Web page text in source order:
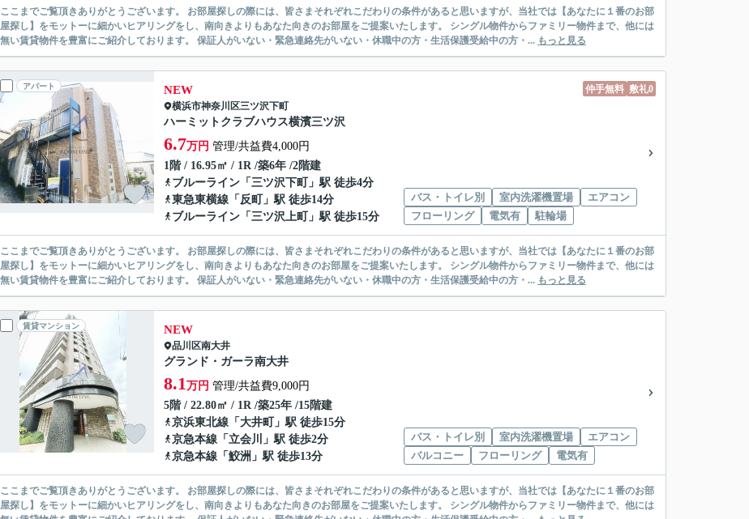
ここまでご覧頂きありがとうございます。 お部屋探しの際には、皆さまそれぞれこだわりの条件があると思いますが、当社では【あなたに１番のお部
屋探し】をモットーに細かいヒアリングをし、南向きよりもあなた向きのお部屋をご提案いたします。 シングル物件からファミリー物件まで、他には
無い賃貸物件を豊富にご紹介しております。 保証人がいない・緊急連絡先がいない・休職中の方・生活保護受給中の方・... もっと見る
アパート 仲手無料 敷礼0
NEW
横浜市神奈川区三ツ沢下町
ハーミットクラブハウス横濱三ツ沢
6.7万円 管理/共益費4,000円
1階 / 16.95㎡ / 1R /築6年 /2階建
ブルーライン 「 三ツ沢下町
」駅 徒歩4分
東急東横線 「 反町
」駅 徒歩14分
ブルーライン 「 三ツ沢上町 」駅 徒歩15分
バス・トイレ別 室内洗濯機置場
エアコン
フローリング
電気有 駐輪場
ここまでご覧頂きありがとうございます。 お部屋探しの際には、皆さまそれぞれこだわりの条件があると思いますが、当社では【あなたに１番のお部
屋探し】をモットーに細かいヒアリングをし、南向きよりもあなた向きのお部屋をご提案いたします。 シングル物件からファミリー物件まで、他には
無い賃貸物件を豊富にご紹介しております。 保証人がいない・緊急連絡先がいない・休職中の方・生活保護受給中の方・... もっと見る
賃貸マンション NEW
品川区南大井
グランド・ガーラ南大井
8.1万円 管理/共益費9,000円
5階 / 22.80㎡ / 1R /築25年 /15階建
京浜東北線 「 大井町
」駅 徒歩15分
京急本線 「 立会川
」駅 徒歩2分
京急本線 「 鮫洲 」駅 徒歩13分
バス・トイレ別 室内洗濯機置場
エアコン
バルコニー
フローリング 電気有
ここまでご覧頂きありがとうございます。 お部屋探しの際には、皆さまそれぞれこだわりの条件があると思いますが、当社では【あなたに１番のお部
屋探し】をモットーに細かいヒアリングをし、南向きよりもあなた向きのお部屋をご提案いたします。 シングル物件からファミリー物件まで、他には